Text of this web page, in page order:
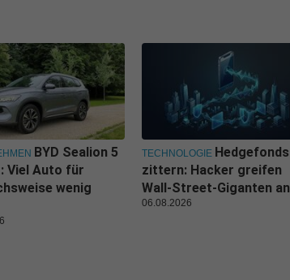
BYD Sealion 5
Viel Auto für
wenig
TECHNOLOGIE Hedgefonds
zittern: Hacker greifen
Wall-Street-Giganten an
06.08.2026